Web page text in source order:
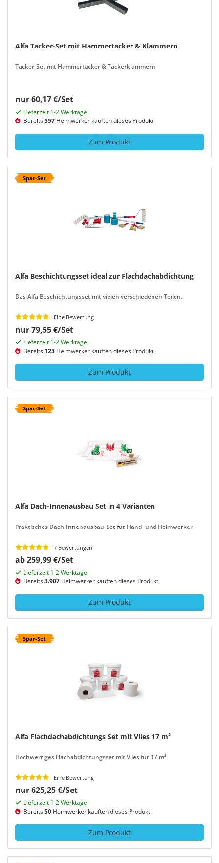
Alfa Tacker-Set mit Hammertacker & Klammern
Tacker-Set mit Hammertacker & Tackerklammern
nur 60,17 €/Set
Lieferzeit 1-2 Werktage
Bereits557 Heimwerker kauften dieses Produkt.
Zum Produkt
Spar-Set
Alfa Beschichtungsset ideal zur Flachdachabdichtung
Das Alfa Beschichtungsset mit vielen verschiedenen Teilen.
Eine Bewertung
nur 79,55 €/Set
Lieferzeit 1-2 Werktage
Bereits 123 Heimwerker kauften dieses Produkt.
Zum Produkt
Spar-Set
Alfa Dach-Innenausbau Set in 4 Varianten
Praktisches Dach-Innenausbau-Set für Hand- und Heimwerker
7 Bewertungen
ab 259,99 €/Set
Lieferzeit 1-2 Werktage
Bereits3.907 Heimwerker kauften dieses Produkt.
Zum Produkt
Spar-Set
Alfa Flachdachabdichtungs Set mit Vlies 17 m²
Hochwertiges Flachabdichtungsset mit Vlies für 17 m²
Eine Bewertung
nur 625,25 €/Set
Lieferzeit 1-2 Werktage
Bereits50 Heimwerker kauften dieses Produkt.
Zum Produkt